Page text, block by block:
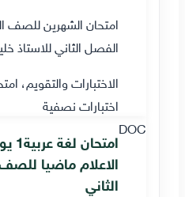
امتحان الشهرين
الفصل الثاني للاستاذ
الاختبارات والتقويم،
اختبارات نصفية
DOC
الاعلام ماضيا
الثاني